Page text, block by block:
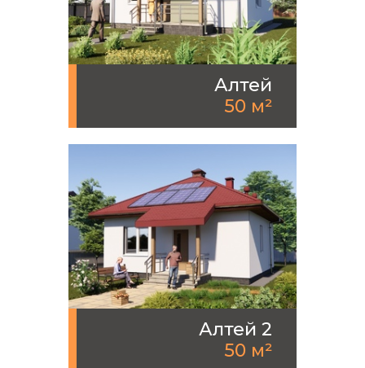
Алтей
50 м²
Алтей 2
50 м²